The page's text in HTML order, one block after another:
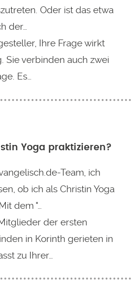
Oder ist das etwa
der…
Ihre Frage wirkt
Sie verbinden auch zwei
Es…
Yoga praktizieren?
Team, ich
ob ich als Christin Yoga
dem "…
der ersten
in Korinth gerieten in
zu Ihrer…